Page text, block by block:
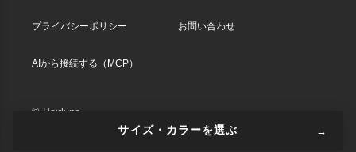
サイズ・カラーを選ぶ
プライバシーポリシー お問い合わせ
AIから接続する（MCP）
© Pairluna